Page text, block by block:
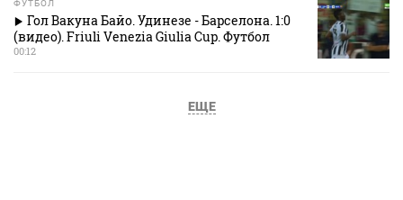
ФУТБОЛ
Гол Вакуна Байо. Удинезе - Барселона. 1:0
(видео). Friuli Venezia Giulia Cup. Футбол
00:12
ЕЩЕ